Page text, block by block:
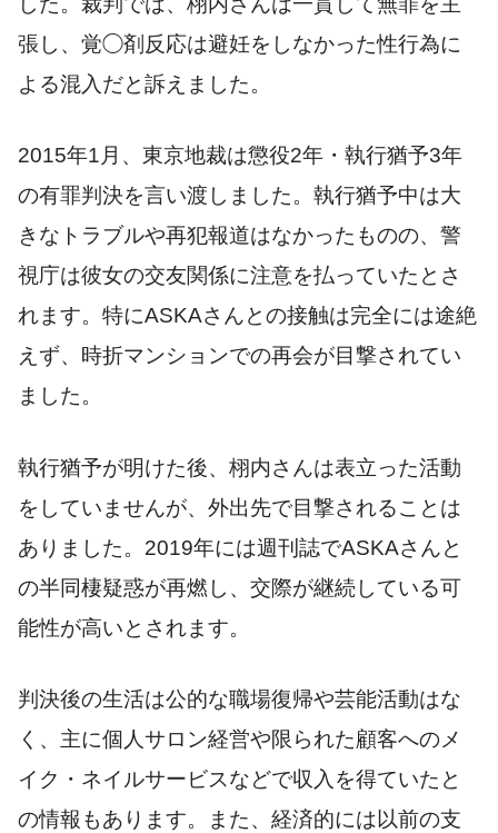
張し、覚◯剤反応は避妊をしなかった性行為に
よる混入だと訴えました。
2015年1月、東京地裁は懲役2年・執行猶予3年
の有罪判決を言い渡しました。執行猶予中は大
きなトラブルや再犯報道はなかったものの、警
視庁は彼女の交友関係に注意を払っていたとさ
れます。特にASKAさんとの接触は完全には途絶
えず、時折マンションでの再会が目撃されてい
ました。
執行猶予が明けた後、栩内さんは表立った活動
をしていませんが、外出先で目撃されることは
ありました。2019年には週刊誌でASKAさんと
の半同棲疑惑が再燃し、交際が継続している可
能性が高いとされます。
判決後の生活は公的な職場復帰や芸能活動はな
く、主に個人サロン経営や限られた顧客へのメ
イク・ネイルサービスなどで収入を得ていたと
の情報もあります。また、経済的には以前の支